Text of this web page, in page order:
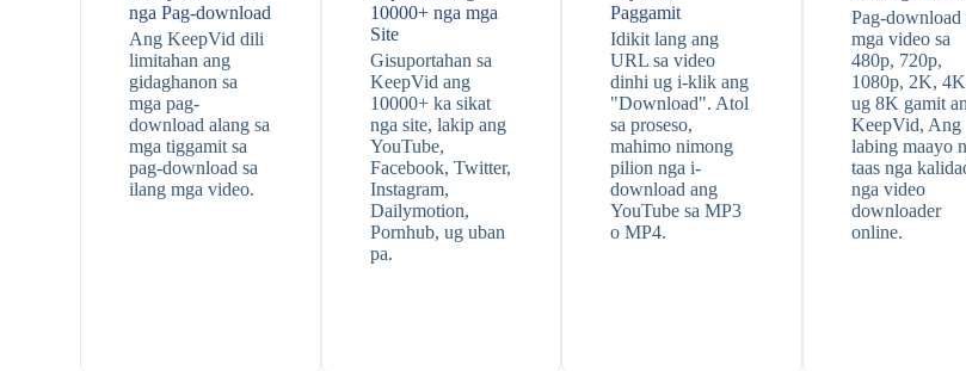
nga Pag-download
Ang KeepVid dili
limitahan ang
gidaghanon sa
mga pag-
download alang sa
mga tiggamit sa
pag-download sa
ilang mga video.
10000+ nga mga
Site
Gisuportahan sa
KeepVid ang
10000+ ka sikat
nga site, lakip ang
YouTube,
Facebook, Twitter,
Instagram,
Dailymotion,
Pornhub, ug uban
pa.
Paggamit
Idikit lang ang
URL sa video
dinhi ug i-klik ang
"Download". Atol
sa proseso,
mahimo nimong
pilion nga i-
download ang
YouTube sa MP3
o MP4.
Pag-download
mga video sa
480p, 720p,
1080p, 2K,
ug 8K gamit
KeepVid, Ang
labing maayo
taas nga
nga video
downloader
online.